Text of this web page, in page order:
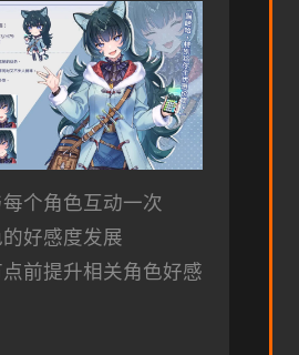
个角色互动一次
好感度发展
前提升相关角色好感